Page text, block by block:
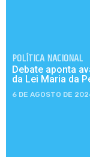
POLÍTICA NACIONAL
Debate aponta
da Lei Maria da
6 DE AGOSTO DE